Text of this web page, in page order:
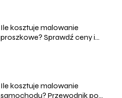
Ile kosztuje malowanie
proszkowe? Sprawdź ceny i
Ile kosztuje malowanie
samochodu? Przewodnik po